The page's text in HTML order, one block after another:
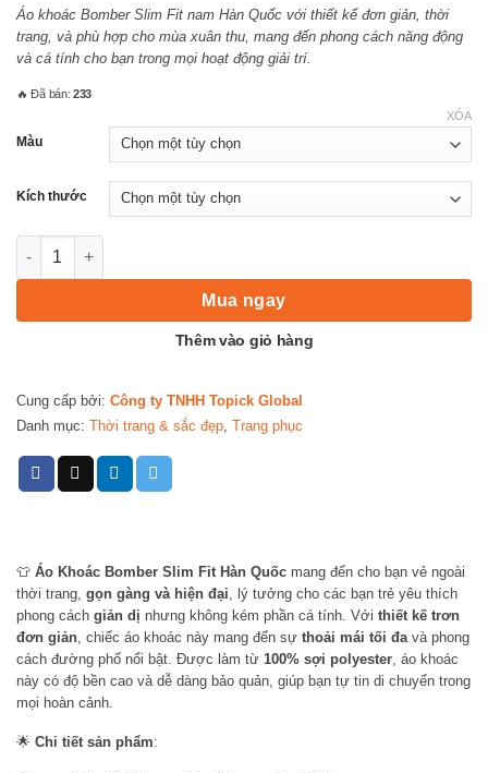
Áo khoác Bomber Slim Fit nam Hàn Quốc với thiết kế đơn giản, thời
trang, và phù hợp cho mùa xuân thu, mang đến phong cách năng động
và cá tính cho bạn trong mọi hoạt động giải trí.
🔥 Đã bán: 233
Màu
Kích thước
XÓA
Áo Khoác Bomber Slim Fit Hàn Quốc Nam - Phong Cách Thời
Mua ngay
Thêm vào giỏ hàng
Cung cấp bởi: Công ty TNHH Topick Global
Danh mục: Thời trang & sắc đẹp Trang phục
👕 Áo Khoác Bomber Slim Fit Hàn Quốc mang đến cho bạn vẻ ngoài
thời trang, gọn gàng và hiện đại , lý tưởng cho các bạn trẻ yêu thích
phong cách giản dị nhưng không kém phần cá tính. Với thiết kế trơn
đơn giản , chiếc áo khoác này mang đến sự thoải mái tối đa và phong
cách đường phố nổi bật. Được làm từ 100% sợi polyester , áo khoác
này có độ bền cao và dễ dàng bảo quản, giúp bạn tự tin di chuyển trong
mọi hoàn cảnh.
🌟 Chi tiết sản phẩm: